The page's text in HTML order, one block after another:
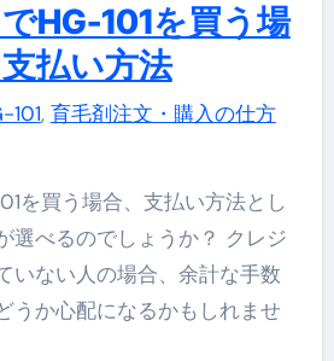
HG-101を買う場
払い方法
101, 育毛剤注文・購入の仕方
選べるのでしょうか？ クレジ
いない人の場合、余計な手数
うか心配になるかもしれませ